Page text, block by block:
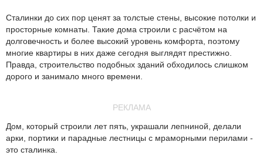
Сталинки до сих пор ценят за толстые стены, высокие потолки и
просторные комнаты. Такие дома строили с расчётом на
долговечность и более высокий уровень комфорта, поэтому
многие квартиры в них даже сегодня выглядят престижно.
Правда, строительство подобных зданий обходилось слишком
дорого и занимало много времени.
РЕКЛАМА
Дом, который строили лет пять, украшали лепниной, делали
арки, портики и парадные лестницы с мраморными перилами -
это сталинка.